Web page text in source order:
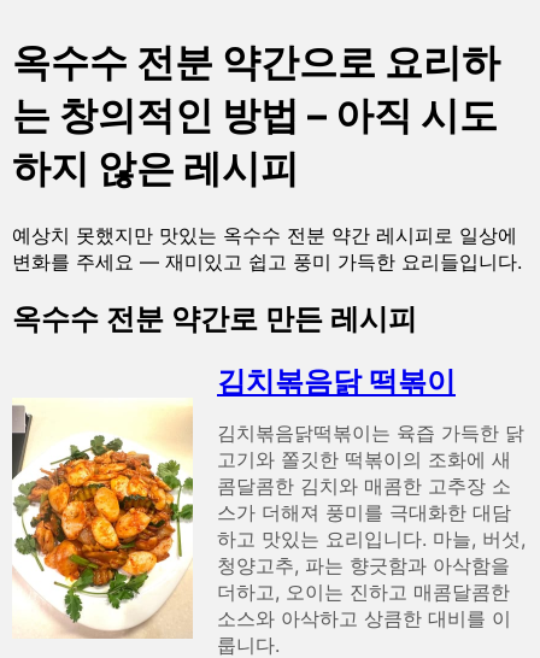
옥수수 전분 약간으로 요리하
는 창의적인 방법 – 아직 시도
하지 않은 레시피
예상치 못했지만 맛있는 옥수수 전분 약간 레시피로 일상에
변화를 주세요 — 재미있고 쉽고 풍미 가득한 요리들입니다.
옥수수 전분 약간로 만든 레시피
김치볶음닭 떡볶이
김치볶음닭떡볶이는 육즙 가득한 닭
고기와 쫄깃한 떡볶이의 조화에 새
콤달콤한 김치와 매콤한 고추장 소
스가 더해져 풍미를 극대화한 대담
하고 맛있는 요리입니다. 마늘, 버섯,
청양고추, 파는 향긋함과 아삭함을
더하고, 오이는 진하고 매콤달콤한
소스와 아삭하고 상큼한 대비를 이
룹니다.